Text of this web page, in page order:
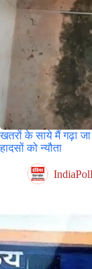
खतरों के साये मैं गढ़ा जा
हादसों को न्यौता